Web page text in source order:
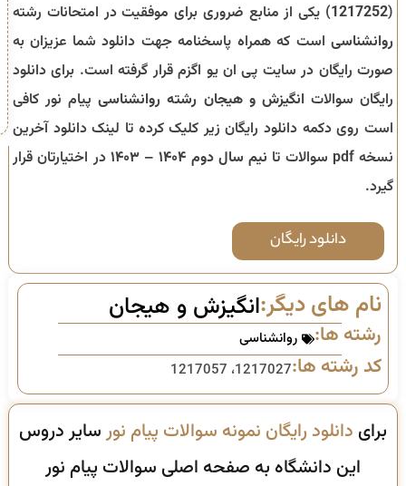
(
1217252) یکی از منابع ضروری برای موفقیت در امتحانات رشته
روانشناسی است که همراه پاسخنامه جهت دانلود شما عزیزان به
صورت رایگان در سایت پی ان یو اگزم قرار گرفته است. برای دانلود
رایگان سوالات انگیزش و هیجان رشته روانشناسیپیام نور کافی
است روی دکمه دانلود رایگان زیر کلیک کرده تا لینک دانلود آخرین
نسخه pdf سوالات تا
نیم سال دوم ۱۴۰۴ – ۱۴۰۳
در اختیارتان قرار
گیرد.
دانلود رایگان
نام های دیگر:انگیزش و هیجان
رشته ها: روانشناسی
کد رشته ها:1217027، 1217057
برای دانلود رایگان نمونه سوالات پیام نورسایر دروس
این دانشگاه به صفحه اصلی سوالات پیام نور